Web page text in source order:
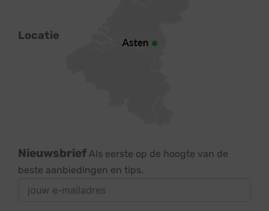
Locatie
Nieuwsbrief Als eerste op de hoogte van de
beste aanbiedingen en tips.